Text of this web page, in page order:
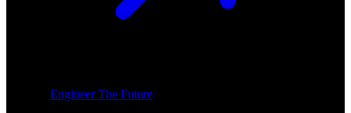
Engineer The Future